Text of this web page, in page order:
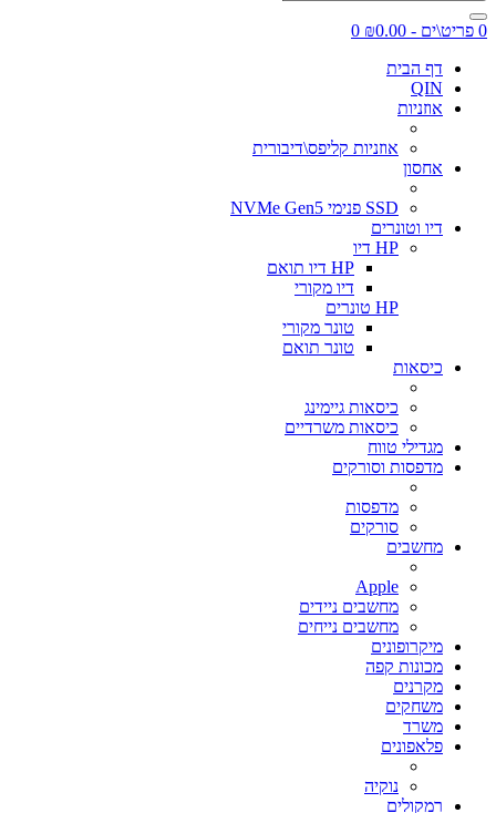
0 פריט\ים - ₪0.00
0
דף הבית
QIN
אוזניות
אוזניות קליפס\דיבורית
אחסון
SSD פנימי NVMe Gen5
דיו וטונרים
HP דיו
HP דיו תואם
דיו מקורי
HP טונרים
טונר מקורי
טונר תואם
כיסאות
כיסאות גיימינג
כיסאות משרדיים
מגדילי טווח
מדפסות וסורקים
מדפסות
סורקים
מחשבים
Apple
מחשבים ניידים
מחשבים נייחים
מיקרופונים
מכונות קפה
מקרנים
משחקים
משרד
פלאפונים
נוקיה
רמקולים